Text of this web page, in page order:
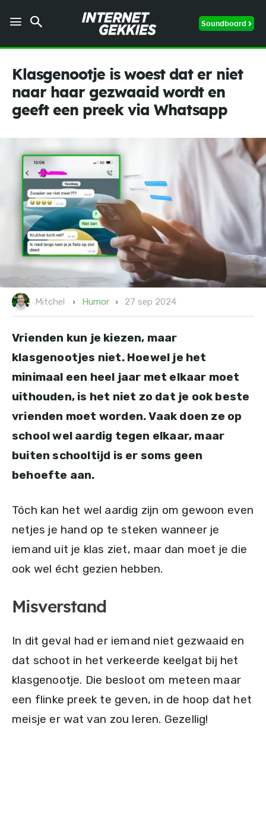
Soundboard
Klasgenootje is woest dat er niet
naar haar gezwaaid wordt en
geeft een preek via Whatsapp
Mitchel Humor 27 sep 2024
Vrienden kun je kiezen, maar
klasgenootjes niet. Hoewel je het
minimaal een heel jaar met elkaar moet
uithouden, is het niet zo dat je ook beste
vrienden moet worden. Vaak doen ze op
school wel aardig tegen elkaar, maar
buiten schooltijd is er soms geen
behoefte aan.
Tóch kan het wel aardig zijn om gewoon even
netjes je hand op te steken wanneer je
iemand uit je klas ziet, maar dan moet je die
ook wel écht gezien hebben.
Misverstand
In dit geval had er iemand niet gezwaaid en
dat schoot in het verkeerde keelgat bij het
klasgenootje. Die besloot om meteen maar
een flinke preek te geven, in de hoop dat het
meisje er wat van zou leren. Gezellig!